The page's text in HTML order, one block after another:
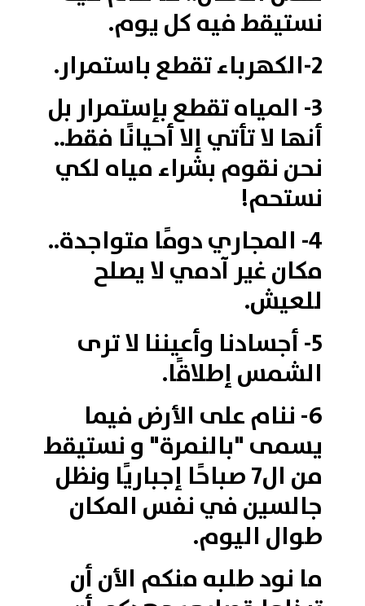
نستيقط فيه كل يوم.
2-الكهرباء تقطع باستمرار.
3- المياه تقطع بإستمرار بل
أنها لا تأتي إلا أحيانًا فقط..
نحن نقوم بشراء مياه لكي
نستحم!
4- المجاري دومًا متواجدة..
مكان غير آدمي لا يصلح
للعيش.
5- أجسادنا وأعيننا لا ترى
الشمس إطلاقًا.
6- ننام على الأرض فيما
يسمى "بالنمرة" و نستيقط
من ال7 صباحًا إجباريًا ونظل
جالسين في نفس المكان
طوال اليوم.
ما نود طلبه منكم الأن أن